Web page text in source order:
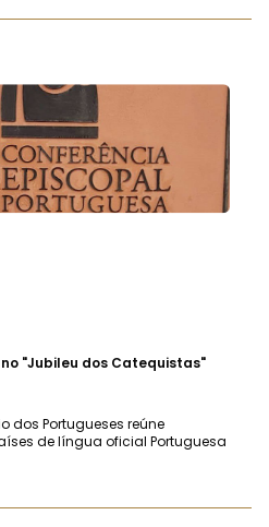
"Jubileu dos Catequistas"
dos Portugueses reúne
de língua oficial Portuguesa